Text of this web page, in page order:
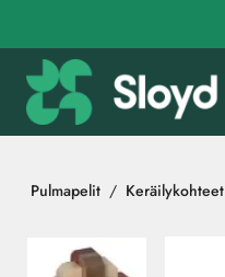
Pulmapelit Keräilykohteet
Ohita kuvat